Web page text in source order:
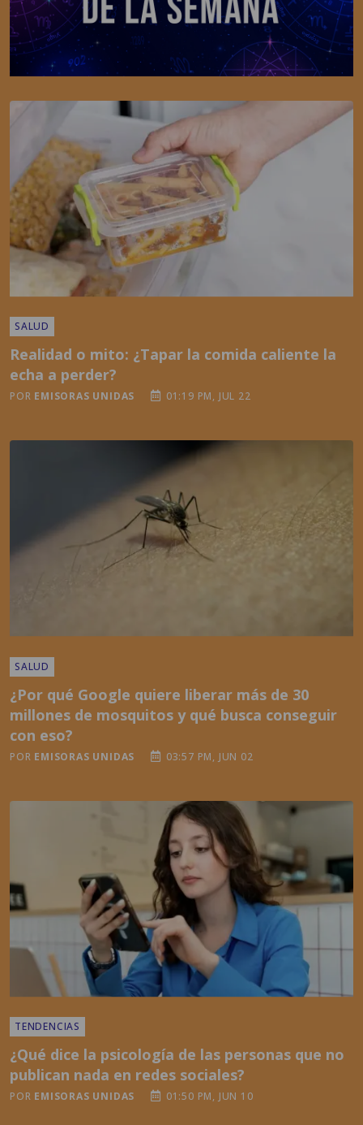
SALUD
Realidad o mito: ¿Tapar la comida caliente la
echa a perder?
POR EMISORAS UNIDAS 01:19 PM, JUL 22
SALUD
¿Por qué Google quiere liberar más de 30
millones de mosquitos y qué busca conseguir
con eso?
POR EMISORAS UNIDAS 03:57 PM, JUN 02
TENDENCIAS
¿Qué dice la psicología de las personas que no
publican nada en redes sociales?
POR EMISORAS UNIDAS 01:50 PM, JUN 10